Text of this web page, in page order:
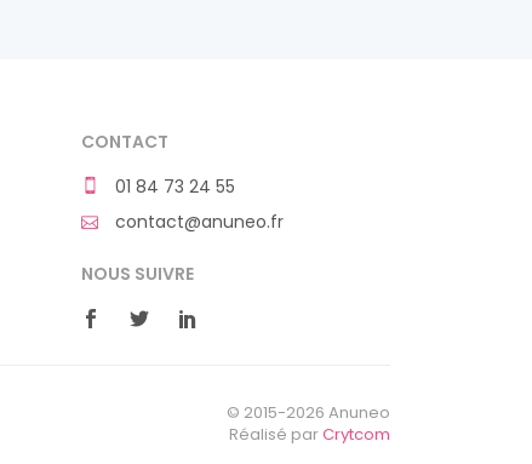
CONTACT
01 84 73 24 55
contact@anuneo.fr
NOUS SUIVRE
© 2015-2026 Anuneo
Réalisé parCrytcom